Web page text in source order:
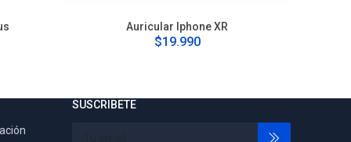
Auricular Iphone XR
$19.990
SUSCRIBETE